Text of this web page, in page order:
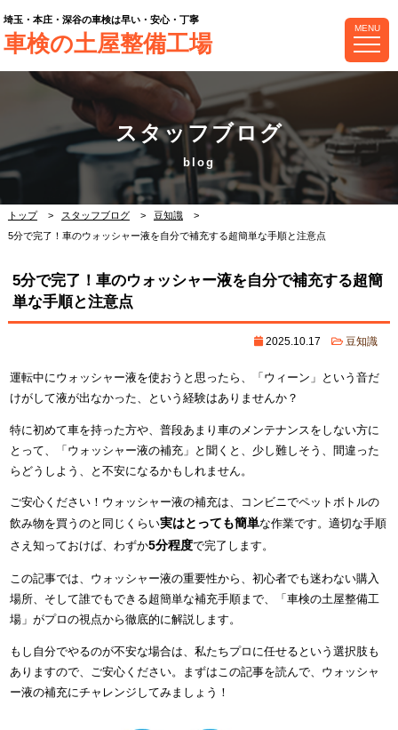
埼玉・本庄・深谷の車検は早い・安心・丁寧
車検の土屋整備工場
MENU
スタッフブログ
トップ スタッフブログ
豆知識
5分で完了！車のウォッシャー液を自分で補充する超簡単な手順と注意点
5分で完了！車のウォッシャー液を自分で補充する超簡
単な手順と注意点
2025.10.17 豆知識
運転中にウォッシャー液を使おうと思ったら、「ウィーン」という音だ
けがして液が出なかった、という経験はありませんか？
特に初めて車を持った方や、普段あまり車のメンテナンスをしない方に
とって、「ウォッシャー液の補充」と聞くと、少し難しそう、間違った
らどうしよう、と不安になるかもしれません。
ご安心ください！ウォッシャー液の補充は、コンビニでペットボトルの
飲み物を買うのと同じくらい実はとっても簡単な作業です。適切な手順
さえ知っておけば、わずか5分程度で完了します。
この記事では、ウォッシャー液の重要性から、初心者でも迷わない購入
場所、そして誰でもできる超簡単な補充手順まで、「車検の土屋整備工
場」がプロの視点から徹底的に解説します。
もし自分でやるのが不安な場合は、私たちプロに任せるという選択肢も
ありますので、ご安心ください。まずはこの記事を読んで、ウォッシャ
ー液の補充にチャレンジしてみましょう！